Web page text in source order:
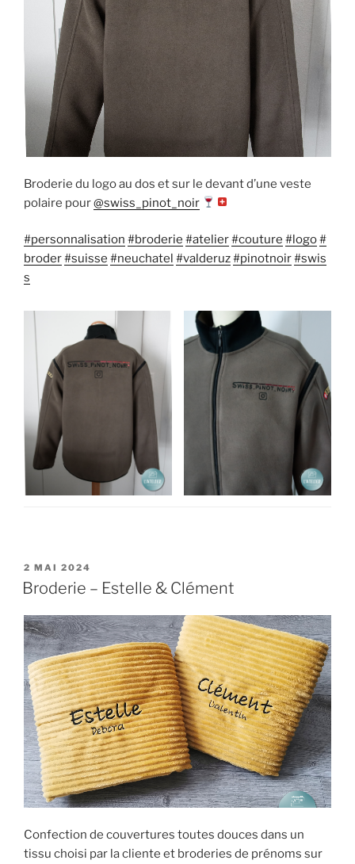
Broderie du logo au dos et sur le devant d’une veste
polaire pour@swiss_pinot_noir
#personnalisation #broderie #atelier#couture #logo#
broder#suisse #neuchatel #valderuz#pinotnoir#swis
s
PUBLIÉ
LE
2 MAI 2024
Broderie – Estelle & Clément
Confection de couvertures toutes douces dans un
tissu choisi par la cliente et broderies de prénoms sur